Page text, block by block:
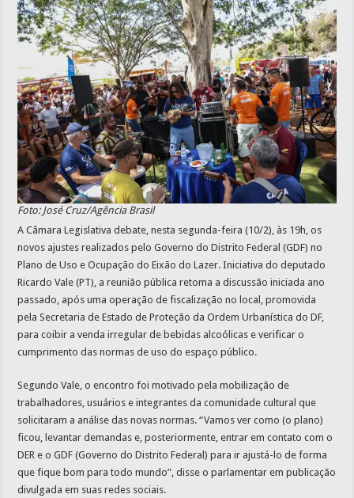
Foto: José Cruz/Agência Brasil
A Câmara Legislativa debate, nesta segunda-feira (10/2), às 19h, os
novos ajustes realizados pelo Governo do Distrito Federal (GDF) no
Plano de Uso e Ocupação do Eixão do Lazer. Iniciativa do deputado
Ricardo Vale (PT), a reunião pública retoma a discussão iniciada ano
passado, após uma operação de fiscalização no local, promovida
pela Secretaria de Estado de Proteção da Ordem Urbanística do DF,
para coibir a venda irregular de bebidas alcoólicas e verificar o
cumprimento das normas de uso do espaço público.
Segundo Vale, o encontro foi motivado pela mobilização de
trabalhadores, usuários e integrantes da comunidade cultural que
solicitaram a análise das novas normas. “Vamos ver como (o plano)
ficou, levantar demandas e, posteriormente, entrar em contato com o
DER e o GDF (Governo do Distrito Federal) para ir ajustá-lo de forma
que fique bom para todo mundo”, disse o parlamentar em publicação
divulgada em suas redes sociais.